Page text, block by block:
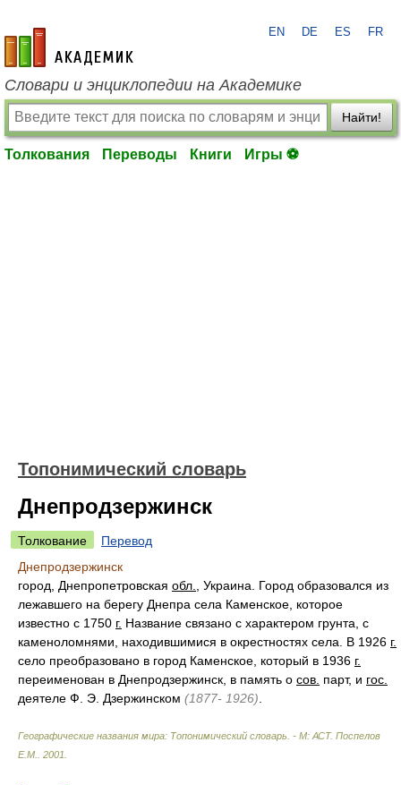
academic.ru
EN DE ES FR
Словари и энциклопедии на Академике
Найти!
Толкования Переводы Книги Игры ⚽
Топонимический словарь
Днепродзержинск
Толкование
Перевод
Днепродзержинск
город, Днепропетровская обл.
, Украина. Город образовался из
лежавшего на берегу Днепра села Каменское, которое
известно с 1750 г. Название связано с характером грунта, с
каменоломнями, находившимися в окрестностях села. В 1926 г.
село преобразовано в город Каменское, который в 1936 г.
переименован в Днепродзержинск, в память о сов. парт, и гос.
деятеле Ф. Э. Дзержинском (1877- 1926)
Географические названия мира: Топонимический словарь. - М: АСТ. Поспелов
Е.М.
2001